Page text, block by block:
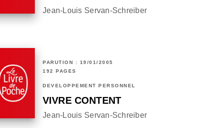
Jean-Louis Servan-Schreiber
PARUTION : 19/01/2005
192 PAGES
DÉVELOPPEMENT PERSONNEL
VIVRE CONTENT
Jean-Louis Servan-Schreiber